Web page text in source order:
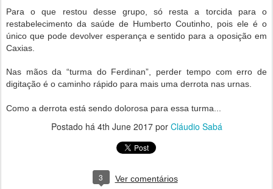
Para o que restou desse grupo, só resta a torcida para o
restabelecimento da saúde de Humberto Coutinho, pois ele é o
único que pode devolver esperança e sentido para a oposição em
Caxias.
Nas mãos da “turma do Ferdinan”, perder tempo com erro de
digitação é o caminho rápido para mais uma derrota nas urnas.
Como a derrota está sendo dolorosa para essa turma...
Postado há 4th June 2017por Cláudio Sabá
3 Ver comentários